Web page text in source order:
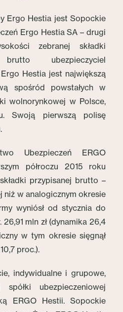
Ergo Hestia jest Sopockie
Ergo Hestia SA – drugi
zebranej składki
brutto ubezpieczyciel
Hestia jest największą
spośród powstałych w
wolnorynkowej w Polsce,
Swoją pierwszą polisę
Ubezpieczeń ERGO
półroczu 2015 roku
przypisanej brutto –
niż w analogicznym okresie
wyniósł od stycznia do
mln zł (dynamika 26,4
w tym okresie sięgnął
proc.).
indywidualne i grupowe,
ubezpieczeniowej
ERGO Hestii. Sopockie